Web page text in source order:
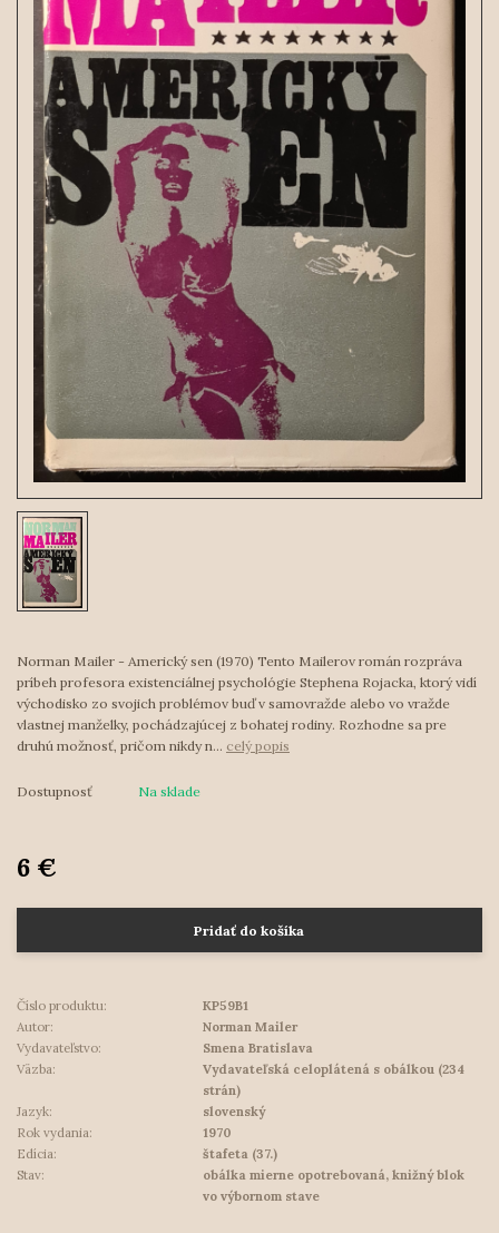
Norman Mailer - Americký sen (1970) Tento Mailerov román rozpráva
príbeh profesora existenciálnej psychológie Stephena Rojacka, ktorý vidí
východisko zo svojich problémov buď v samovražde alebo vo vražde
vlastnej manželky, pochádzajúcej z bohatej rodiny. Rozhodne sa pre
druhú možnosť, pričom nikdy n... celý popis
Dostupnosť Na sklade
6 €
Pridať do košíka
Číslo produktu:
KP59B1
Autor:
Norman Mailer
Vydavateľstvo:
Smena Bratislava
Väzba:
Vydavateľská celoplátená s obálkou (234
strán)
Jazyk:
slovenský
Rok vydania:
1970
Edícia:
štafeta (37.)
Stav:
obálka mierne opotrebovaná, knižný blok
vo výbornom stave